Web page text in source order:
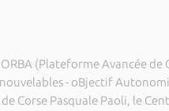
(Plateforme Avancée
- oBjectif
Corse Pasquale Paoli, le